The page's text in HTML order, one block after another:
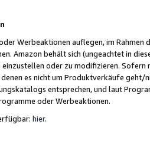
Werbeaktionen auflegen, im
Amazon behält sich (ungeachtet in
oder zu modifizieren.
es nicht um Produktverkäufe
entsprechen, und laut
oder Werbeaktionen.
hier.